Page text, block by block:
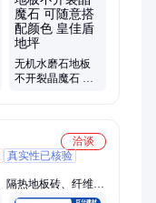
无机水磨石地板
不开裂晶魔石 可
洽谈
真实性已核验
隔热地板砖、纤维水